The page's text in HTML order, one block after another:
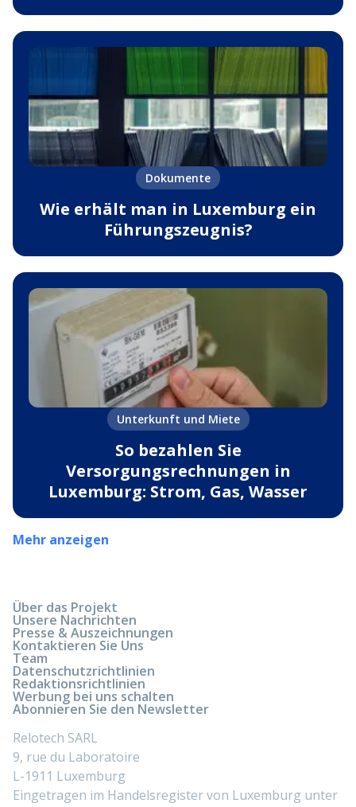
Dokumente
Wie erhält man in Luxemburg ein
Führungszeugnis?
Unterkunft und Miete
So bezahlen Sie
Versorgungsrechnungen in
Luxemburg: Strom, Gas, Wasser
Mehr anzeigen
Über das Projekt
Unsere Nachrichten
Presse & Auszeichnungen
Kontaktieren Sie Uns
Team
Datenschutzrichtlinien
Redaktionsrichtlinien
Werbung bei uns schalten
Abonnieren Sie den Newsletter
Relotech SARL
9, rue du Laboratoire
L-1911 Luxemburg
Eingetragen im Handelsregister von Luxemburg unter